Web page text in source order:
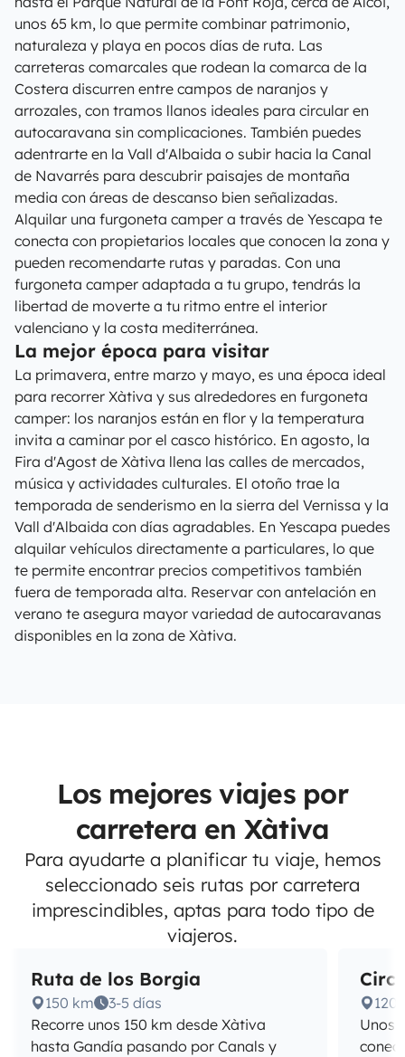
unos 65 km, lo que permite combinar patrimonio,
naturaleza y playa en pocos días de ruta. Las
carreteras comarcales que rodean la comarca de la
Costera discurren entre campos de naranjos y
arrozales, con tramos llanos ideales para circular en
autocaravana sin complicaciones. También puedes
adentrarte en la Vall d'Albaida o subir hacia la Canal
de Navarrés para descubrir paisajes de montaña
media con áreas de descanso bien señalizadas.
Alquilar una furgoneta camper a través de Yescapa te
conecta con propietarios locales que conocen la zona y
pueden recomendarte rutas y paradas. Con una
furgoneta camper adaptada a tu grupo, tendrás la
libertad de moverte a tu ritmo entre el interior
valenciano y la costa mediterránea.
La mejor época para visitar
La primavera, entre marzo y mayo, es una época ideal
para recorrer Xàtiva y sus alrededores en furgoneta
camper: los naranjos están en flor y la temperatura
invita a caminar por el casco histórico. En agosto, la
Fira d'Agost de Xàtiva llena las calles de mercados,
música y actividades culturales. El otoño trae la
temporada de senderismo en la sierra del Vernissa y la
Vall d'Albaida con días agradables. En Yescapa puedes
alquilar vehículos directamente a particulares, lo que
te permite encontrar precios competitivos también
fuera de temporada alta. Reservar con antelación en
verano te asegura mayor variedad de autocaravanas
disponibles en la zona de Xàtiva.
Los mejores viajes por
carretera en Xàtiva
Para ayudarte a planificar tu viaje, hemos
seleccionado seis rutas por carretera
imprescindibles, aptas para todo tipo de
viajeros.
Ruta de los Borgia
150 km
3-5 días
Recorre unos 150 km desde Xàtiva
hasta Gandía pasando por Canals y
120
Unos